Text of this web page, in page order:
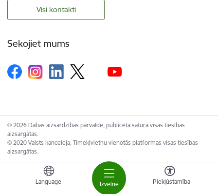
Izvēlne
Language Piekļūstamība
Visi kontakti
Sekojiet mums
© 2026 Dabas aizsardzības pārvalde, publicētā satura visas tiesības
aizsargātas.
© 2020 Valsts kanceleja, Tīmekļvietņu vienotās platformas visas tiesības
aizsargātas.